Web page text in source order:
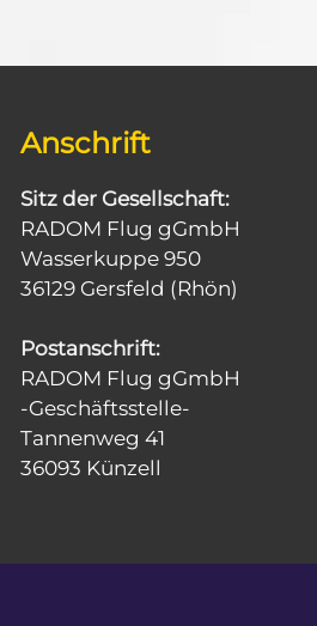
t
a
l
t
u
g
-
N
a
g
Anschrift
Sitz der Gesellschaft:
RADOM Flug gGmbH
Wasserkuppe 950
36129 Gersfeld (Rhön)
Postanschrift:
RADOM Flug gGmbH
-Geschäftsstelle-
Tannenweg 41
36093 Künzell